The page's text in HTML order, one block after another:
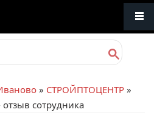
» СТРОЙПТОЦЕНТР »
сотрудника